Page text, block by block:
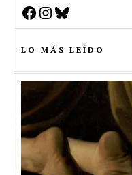
Facebook
Instagram
Bluesky
LO MÁS LEÍDO